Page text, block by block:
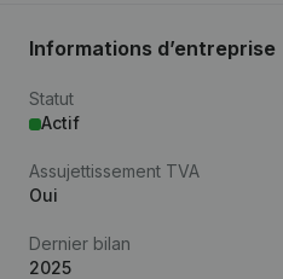
Informations d’entreprise
Statut
Actif
Assujettissement TVA
Oui
Dernier bilan
2025